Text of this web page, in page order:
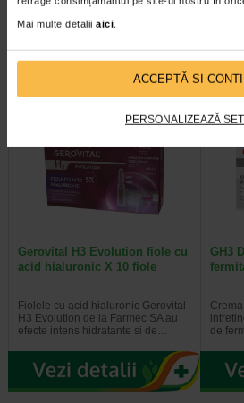
Mai multe detalii aici.
ACCEPTĂ SI
PERSONALIZEAZĂ
Bioderma Sebium Gel Spumant
este solutia ideala pentru curatarea
-40% Preț întreg: 77.90 Lei
Preț redus: 46.74 Lei
Gerovital H3 Evolution fiole cu
acid hialuronic X 10 fiole
Fiolele cu acid hialuronic Gerovital
H3 Evolution de la Farmec SA au
efecte intens hidratante si de…
GH3
de